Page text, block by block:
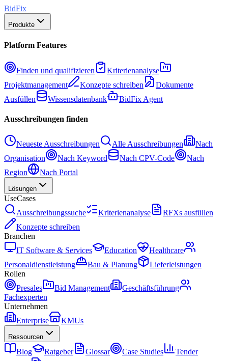
BidFix
Produkte
Platform Features
Finden und qualifizieren
Kriterienanalyse
Projektmanagement
Konzepte schreiben
Dokumente
Ausfüllen
Wissensdatenbank BidFix Agent
Ausschreibungen finden
Neueste Ausschreibungen Alle Ausschreibungen
Nach
Organisation
Nach Keyword Nach CPV-Code
Nach
Region
Nach Portal
Lösungen
UseCases
Ausschreibungssuche
Kriterienanalyse
RFXs ausfüllen
Konzepte schreiben
Branchen
IT Software & Services
Education
Healthcare
Personaldienstleistung
Bau & Planung
Lieferleistungen
Rollen
Presales
Bid Management
Geschäftsführung
Fachexperten
Unternehmen
Enterprise
KMUs
Ressourcen
Blog Ratgeber Glossar Case Studies
Tender